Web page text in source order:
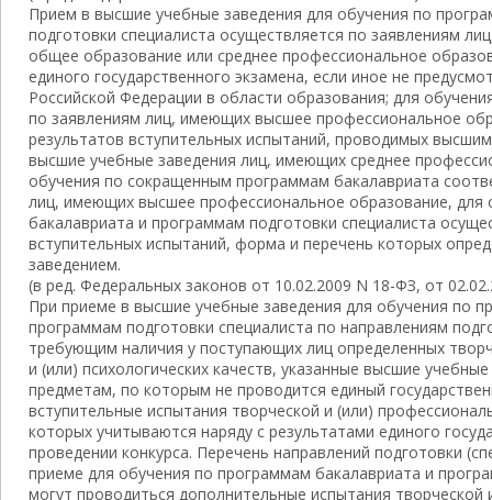
Прием в высшие учебные заведения для обучения по
подготовки специалиста осуществляется по заявлениям
общее образование или среднее профессиональное
единого государственного экзамена, если иное не
Российской Федерации в области образования; для
по заявлениям лиц, имеющих высшее профессиональное
результатов вступительных испытаний, проводимых
высшие учебные заведения лиц, имеющих среднее
обучения по сокращенным программам бакалавриата
лиц, имеющих высшее профессиональное образование, для
бакалавриата и программам подготовки специалиста
вступительных испытаний, форма и перечень которых
заведением.
(в ред. Федеральных законов от 10.02.2009 N 18-ФЗ, от
При приеме в высшие учебные заведения для обучения по
программам подготовки специалиста по направлениям
требующим наличия у поступающих лиц определенных
и (или) психологических качеств, указанные высшие
предметам, по которым не проводится единый
вступительные испытания творческой и (или)
которых учитываются наряду с результатами единого
проведении конкурса. Перечень направлений подготовки
приеме для обучения по программам бакалавриата и
могут проводиться дополнительные испытания творческой